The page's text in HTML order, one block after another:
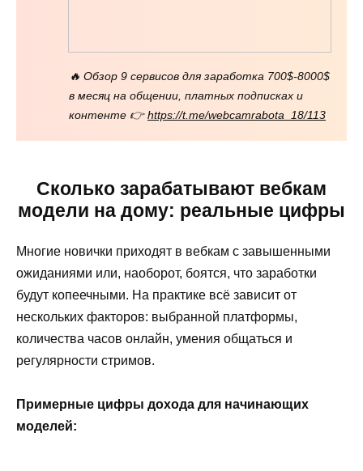
🔥 Обзор 9 сервисов для заработка 700$-8000$
в месяц на общении, платных подписках и
контенте 👉https://t.me/webcamrabota_18/113
Сколько зарабатывают вебкам
модели на дому: реальные цифры
Многие новички приходят в вебкам с завышенными
ожиданиями или, наоборот, боятся, что заработки
будут копеечными. На практике всё зависит от
нескольких факторов: выбранной платформы,
количества часов онлайн, умения общаться и
регулярности стримов.
Примерные цифры дохода для начинающих
моделей: